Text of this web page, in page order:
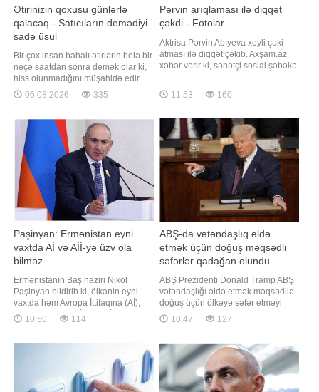
Ətirinizin qoxusu günlərlə
qalacaq - Satıcıların demədiyi
sadə üsul
Bir çox insan bahalı ətirlərin belə bir
neçə saatdan sonra demək olar ki,
hiss olunmadığını müşahidə edir.
Çox vaxt bunun səbəbinin ətirin
keyfiyyəti və ya istehsalçısı olduğu
sahəsinin mütəxəssisləri bildirirlər
ki, qoxunun qalıcılığı böyük ölçüdə
onun necə tətbiq edilməsində
06.08.2026 335
Pərvin arıqlaması ilə diqqət
çəkdi - Fotolar
Aktrisa Pərvin Abıyeva xeyli çəki
atması ilə diqqət çəkib. Axşam.az
xəbər verir ki, sənətçi sosial şəbəkə
ilə bölüşüb. Paylaşımlarda onun
nəzərəçarpacaq dərəcədə
Pərvin bir neçə gün əvvəl də yeni
görünüşünü nümayiş etdirərək bu
nəticən
11:53 160
Paşinyan: Ermənistan eyni
vaxtda Aİ və Aİİ-yə üzv ola
bilməz
Ermənistanın Baş naziri Nikol
Paşinyan bildirib ki, ölkənin eyni
vaxtda həm Avropa İttifaqına (Aİ),
həm də Avrasiya İqtisadi İttifaqına
(Aİİ) üzv olması mümkün deyil.
hazır olmasının ölkənin avtomatik
şəkildə quruma qəbul ediləcəyi
anlamın
10:50 114
ABŞ-da vətəndaşlıq əldə
etmək üçün doğuş məqsədli
səfərlər qadağan olundu
ABŞ Prezidenti Donald Tramp ABŞ
vətəndaşlığı əldə etmək məqsədilə
doğuş üçün ölkəyə səfər etməyi
qadağan edən sərəncam imzalayıb.
xəbər verir ki, Tramp bu qərarını
şərtsiz vətəndaşlıq verilməsini
nəzərdə tutan Konstitusiya
düzəlişindən yüz minlərlə insanın
sui-istifadə etməs
10:47 127